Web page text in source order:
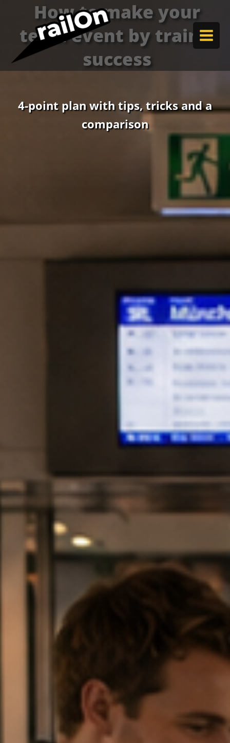
content
How to make your
team event by train a
success
4-point plan with tips, tricks and a
comparison